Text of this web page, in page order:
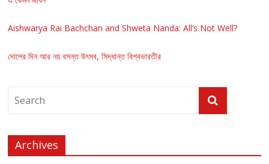
Aishwarya Rai Bachchan and Shweta Nanda: All’s Not Well?
দোলের দিন আর নয় বসন্ত উৎসব, সিদ্ধান্ত বিশ্বভারতীর
Archives